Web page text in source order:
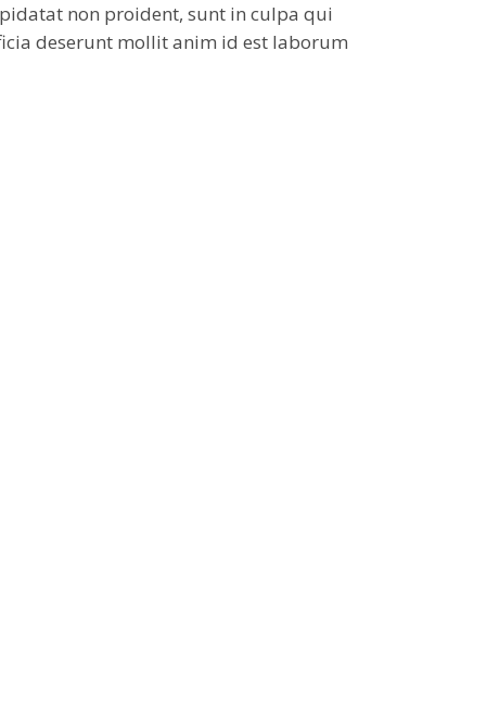
non proident, sunt in culpa qui
deserunt mollit anim id est laborum